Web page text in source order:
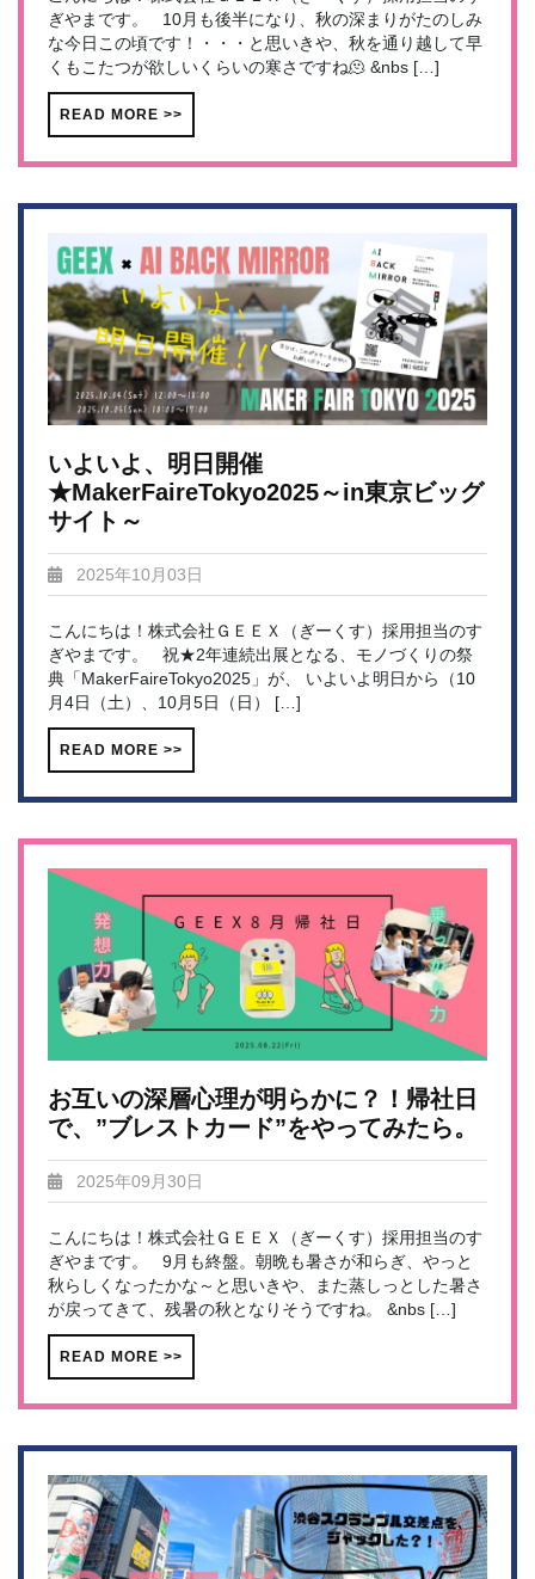
ぎやまです。 10月も後半になり、秋の深まりがたのしみ
な今日この頃です！・・・と思いきや、秋を通り越して早
くもこたつが欲しいくらいの寒さですね🫠 &nbs […]
READ MORE >>
いよいよ、明日開催
★MakerFaireTokyo2025～in東京ビッグ
サイト～
2025年10月03日
こんにちは！株式会社ＧＥＥＸ（ぎーくす）採用担当のす
ぎやまです。 祝★2年連続出展となる、モノづくりの祭
典「MakerFaireTokyo2025」が、 いよいよ明日から（10
月4日（土）、10月5日（日） […]
READ MORE >>
お互いの深層心理が明らかに？！帰社日
で、”ブレストカード”をやってみたら。
2025年09月30日
こんにちは！株式会社ＧＥＥＸ（ぎーくす）採用担当のす
ぎやまです。 9月も終盤。朝晩も暑さが和らぎ、やっと
秋らしくなったかな～と思いきや、また蒸しっとした暑さ
が戻ってきて、残暑の秋となりそうですね。 &nbs […]
READ MORE >>